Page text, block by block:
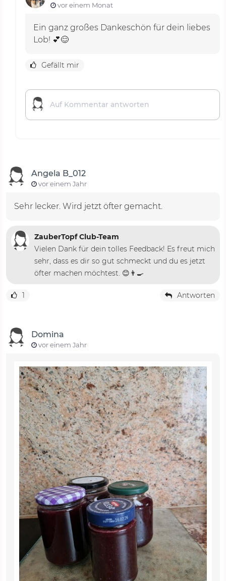
vor einem Monat
Ein ganz großes Dankeschön für dein liebes
Lob! 💕😊
Gefällt mir
Angela B_012
vor einem Jahr
Sehr lecker. Wird jetzt öfter gemacht.
ZauberTopf Club-Team
Vielen Dank für dein tolles Feedback! Es freut mich
sehr, dass es dir so gut schmeckt und du es jetzt
öfter machen möchtest. 😊👨‍🍳
1 Antworten
Domina
vor einem Jahr